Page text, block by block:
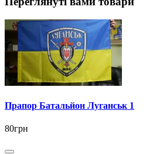
Прапор Батальйон Луганськ 1
80грн